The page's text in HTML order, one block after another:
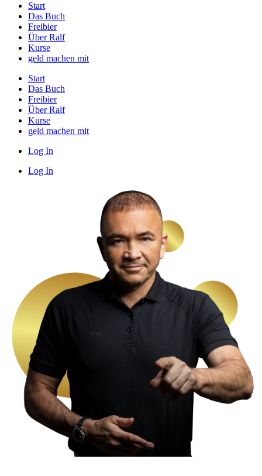
Start
Das Buch
Freibier
Über Ralf
Kurse
geld machen mit
Start
Das Buch
Freibier
Über Ralf
Kurse
geld machen mit
Log In
Log In